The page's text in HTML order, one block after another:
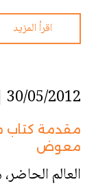
اقرأ المزيد
30/05/2012 |
مقدمة كتاب
معوض
العالم